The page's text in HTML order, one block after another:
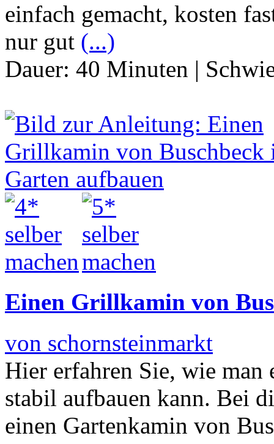
einfach gemacht, kosten
nur gut (...)
Dauer: 40 Minuten |
Einen Grillkamin von
von schornsteinmarkt
Hier erfahren Sie, wie
stabil aufbauen kann. Bei
einen Gartenkamin von